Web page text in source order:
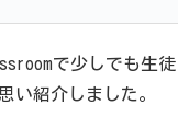
で少しでも生
い紹介しました。